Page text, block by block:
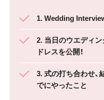
1. Wedding
2. 当日のウエディ
ドレスを公開！
3. 式の打ち合わせ
でにやったこと